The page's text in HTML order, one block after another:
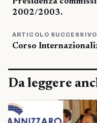
2002/2003.
ARTICOLO
Corso
Da leggere